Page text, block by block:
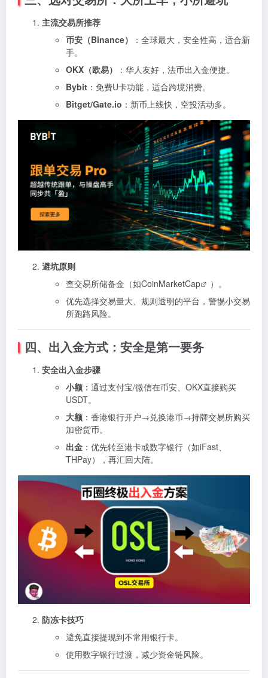
主流交易所推荐
币安（Binance）
：全球最大，安全性高，适合新
手。
OKX（欧易）
：华人友好，法币出入金便捷。
Bybit ：免费U卡功能，适合跨境消费。
Bitget/Gate.io ：新币上线快，空投活动多。
避坑原则
查交易所储备金（如CoinMarketCap
）。
优先选择交易量大、规则透明的平台，警惕小交易
所跑路风险。
四、出入金方式：安全是第一要务
安全出入金步骤
小额 ：通过支付宝/微信在币安、OKX直接购买
USDT。
大额 ：香港银行开户→兑换港币→持牌交易所购买
加密货币。
出金 ：优先转至港卡或数字银行（如iFast、
THPay），再汇回大陆。
防冻卡技巧
避免直接提现到不常用银行卡。
使用数字银行过渡，减少资金链风险。